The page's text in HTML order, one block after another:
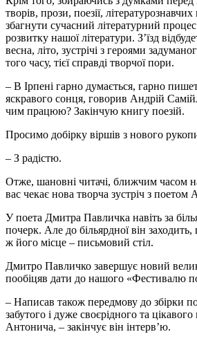
творів, прози, поезії,
збагнути сучасний літературний
розвитку нашої літератури. З’їзд
весна, літо, зустрічі з героями
того часу, тієї справді творчої пори.
– В Ірпені гарно думається, гарно
яскравого сонця, говорив Андрій
чим працюю? Закінчую книгу поезій.
Просимо добірку віршів з нового
– З радістю.
Отже, шановні читачі, ближчим часом
вас чекає нова творча зустріч з
У поета Дмитра Павличка навіть за
почерк. Але до більярдної він
ж його місце – письмовий стіл.
Дмитро Павличко завершує новий
пообіцяв дати до нашого «Фестивалю
– Написав також передмову до збірки
забутого і дуже своєрідного та
Антонича, – закінчує він інтерв’ю.